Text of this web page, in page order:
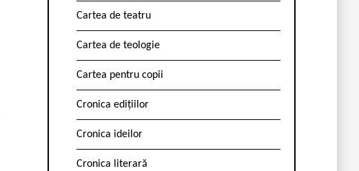
Cartea de teatru
Cartea de teologie
Cartea pentru copii
Cronica edițiilor
Cronica ideilor
Cronica literară